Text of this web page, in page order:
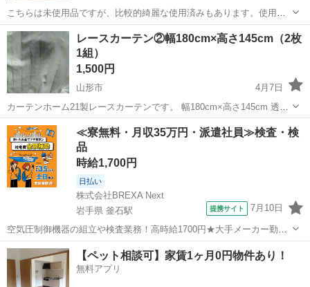
こちらは未使用品ですが、比較的綺麗な使用済みもあります。使用済
みもほしい方は言ってください。 ノークレームで。
山形 寒河江市 カーテン、ブラインド 使用済み
レースカーテン②幅180cm×高さ145cm（2枚
1組）
1,500円
山形市
4月7日
カーテンホーム21製レースカーテンです。 幅180cm×高さ145cm 透け
て見えるのを防止する機能性はないようです。 下に重しは入っていま
せん。 コインランドリーで洗濯、自然乾燥か低温で乾燥機をかけてお
渡しします。 ご...
山形 山形市 カーテン、ブラインド カーテン
≪寮無料・月収35万円・派遣社員≫検査・検
品
時給1,700円
日払い
株式会社BREXA Next
岩手県 釜石駅
提携サイト 7月10日
空気圧制御機器の組立や検査業務！高時給1700円★大手メーカー勤
務！嬉しい寮費無料！ワンルーム寮完備★マイカー通勤OK＆工場敷地
内に無料駐車場あり★！《岩手県釜石市》 人気の工場のお仕事 ◇空気
圧制御機器（シリンダ、バルブ...
岩手 釜石市 釜石駅 その他
【ペット相談可】家賃1ヶ月0円物件あり！
無料アプリ